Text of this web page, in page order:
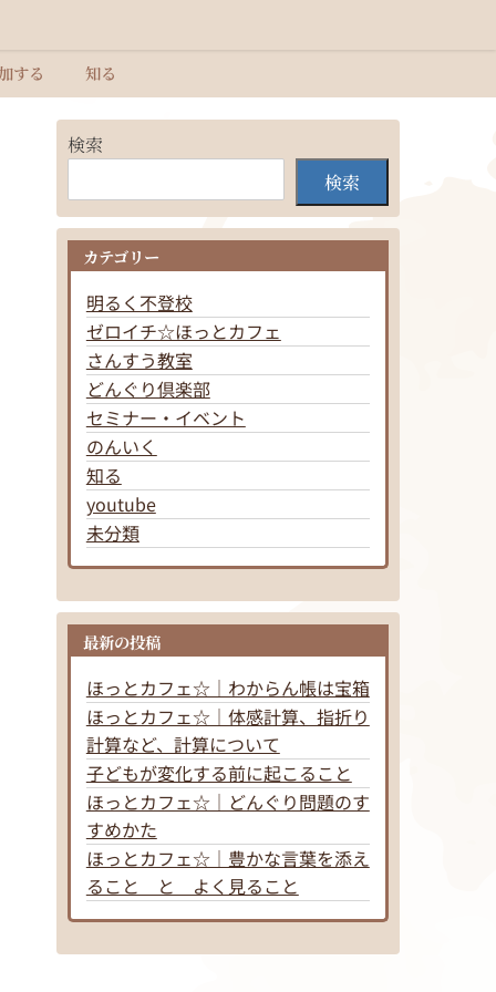
する 知る
検索
検索
カテゴリー
明るく不登校
ゼロイチ☆ほっとカフェ
さんすう教室
どんぐり倶楽部
セミナー・イベント
のんいく
知る
youtube
未分類
最新の投稿
ほっとカフェ☆｜わからん帳は宝箱
ほっとカフェ☆｜体感計算、指折り
計算など、計算について
子どもが変化する前に起こること
ほっとカフェ☆｜どんぐり問題のす
すめかた
ほっとカフェ☆｜豊かな言葉を添え
ること と よく見ること